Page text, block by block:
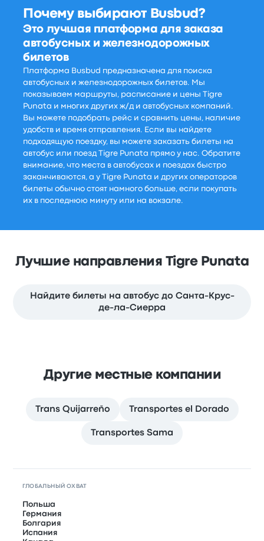
Почему выбирают Busbud?
Это лучшая платформа для заказа
автобусных и железнодорожных
билетов
Платформа Busbud предназначена для поиска
автобусных и железнодорожных билетов. Мы
показываем маршруты, расписание и цены Tigre
Punata и многих других ж/д и автобусных компаний.
Вы можете подобрать рейс и сравнить цены, наличие
удобств и время отправления. Если вы найдете
подходящую поездку, вы можете заказать билеты на
автобус или поезд Tigre Punata прямо у нас. Обратите
внимание, что места в автобусах и поездах быстро
заканчиваются, а у Tigre Punata и других операторов
билеты обычно стоят намного больше, если покупать
их в последнюю минуту или на вокзале.
Лучшие направления Tigre Punata
Найдите билеты на автобус до Санта-Крус-
де-ла-Сиерра
Другие местные компании
Trans Quijarreño Transportes el Dorado
Transportes Sama
ГЛОБАЛЬНЫЙ ОХВАТ
Польша
Германия
Болгария
Испания